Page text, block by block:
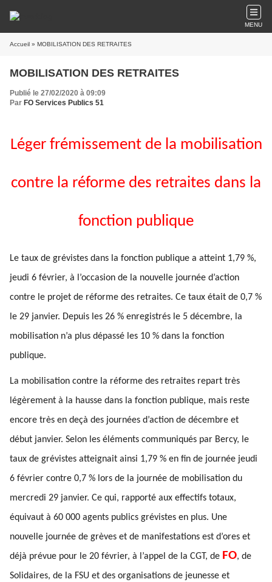
MENU
Accueil » MOBILISATION DES RETRAITES
MOBILISATION DES RETRAITES
Publié le 27/02/2020 à 09:09
Par FO Services Publics 51
Léger frémissement de la mobilisation
contre la réforme des retraites dans la
fonction publique
Le taux de grévistes dans la fonction publique a atteint 1,79 %,
jeudi 6 février, à l’occasion de la nouvelle journée d’action
contre le projet de réforme des retraites. Ce taux était de 0,7 %
le 29 janvier. Depuis les 26 % enregistrés le 5 décembre, la
mobilisation n’a plus dépassé les 10 % dans la fonction
publique.
La mobilisation contre la réforme des retraites repart très
légèrement à la hausse dans la fonction publique, mais reste
encore très en deçà des journées d’action de décembre et
début janvier. Selon les éléments communiqués par Bercy, le
taux de grévistes atteignait ainsi 1,79 % en fin de journée jeudi
6 février contre 0,7 % lors de la journée de mobilisation du
mercredi 29 janvier. Ce qui, rapporté aux effectifs totaux,
équivaut à 60 000 agents publics grévistes en plus. Une
nouvelle journée de grèves et de manifestations est d’ores et
déjà prévue pour le 20 février, à l’appel de la CGT, de FO, de
Solidaires, de la FSU et des organisations de jeunesse et